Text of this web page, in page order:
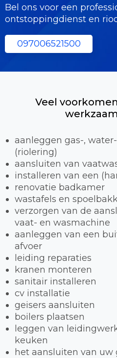
Bel ons voor een
ontstoppingdienst en
097006521500
Veel
aanleggen gas-,
(riolering)
aansluiten van
installeren van een
renovatie badkamer
wastafels en
verzorgen van de
vaat- en wasmachine
aanleggen van een
afvoer
leiding reparaties
kranen monteren
sanitair installeren
cv installatie
geisers aansluiten
boilers plaatsen
leggen van
keuken
het aansluiten van uw